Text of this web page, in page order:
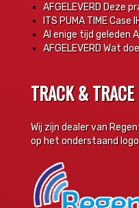
AFGELEVERD Deze
ITS PUMA TIME Case
Al enige tijd geleden
AFGELEVERD Wat
TRACK & TRACE
Wij zijn dealer van
op het onderstaand